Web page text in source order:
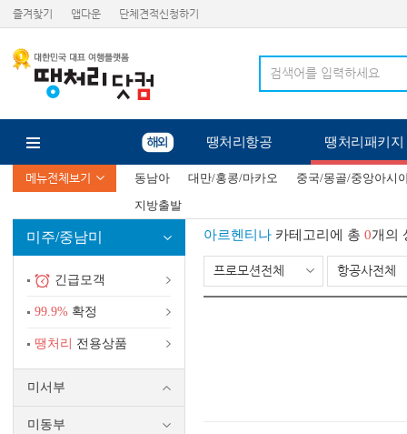
즐겨찾기 앱다운 단체견적신청하기
땡처리항공 땡처리패키지
메뉴전체보기 동남아 대만/홍콩/마카오
중국/몽골/중앙아시
지방출발
미주/중남미
긴급모객
99.9% 확정
땡처리 전용상품
미서부
미동부
아르헨티나 카테고리에 총 0개의
프로모션전체 항공사전체